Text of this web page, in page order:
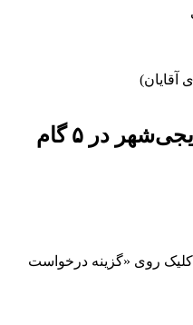
آقایان)
در ۵ گام
روی «گزینه درخواست